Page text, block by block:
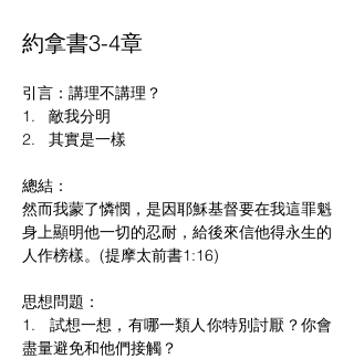
約拿書3-4章
引言：講理不講理？
1.   敵我分明
2.   其實是一樣
總結：
然而我蒙了憐憫，是因耶穌基督要在我這罪魁
身上顯明他一切的忍耐，給後來信他得永生的
人作榜樣。(提摩太前書1:16)
思想問題：
1.   試想一想，有哪一類人你特別討厭？你會
盡量避免和他們接觸？